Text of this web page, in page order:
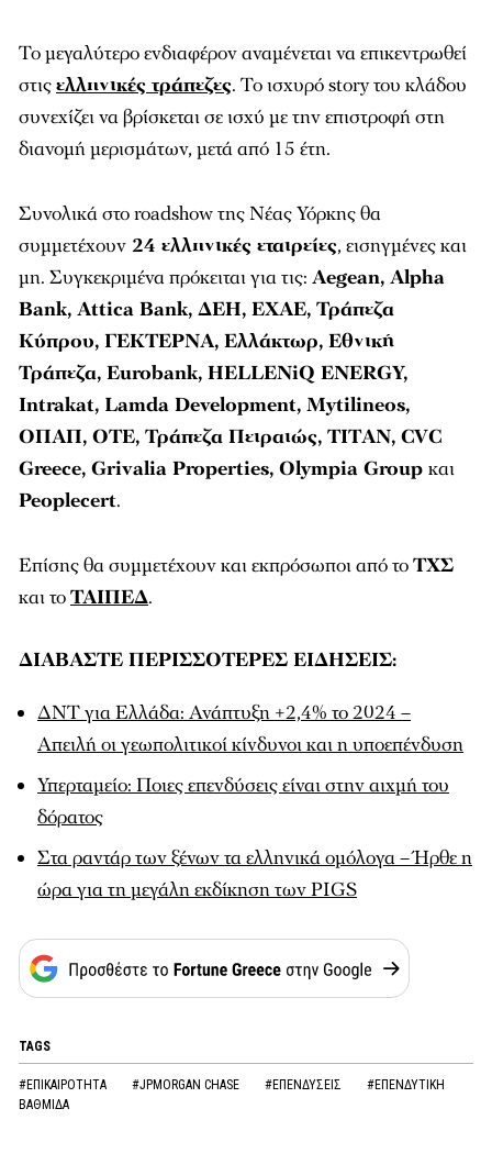
Το μεγαλύτερο ενδιαφέρον αναμένεται να επικεντρωθεί
στιςελληνικές τράπεζες. Το ισχυρό story του κλάδου
συνεχίζει να βρίσκεται σε ισχύ με την επιστροφή στη
διανομή μερισμάτων, μετά από 15 έτη.
Συνολικά στο roadshow της Νέας Υόρκης θα
συμμετέχουν 24 ελληνικές εταιρείες, εισηγμένες και
μη. Συγκεκριμένα πρόκειται για τις: Aegean, Alpha
Bank, Attica Bank, ΔΕΗ, ΕΧΑΕ, Τράπεζα
Κύπρου, ΓΕΚΤΕΡΝΑ, Ελλάκτωρ, Εθνική
Τράπεζα, Eurobank, HELLENiQ ENERGY,
Intrakat, Lamda Development, Mytilineos,
ΟΠΑΠ, ΟΤΕ, Τράπεζα Πειραιώς, TITΑΝ, CVC
Greece, Grivalia Properties, Olympia Group και
Peoplecert.
Επίσης θα συμμετέχουν και εκπρόσωποι από τοΤΧΣ
και τοΤΑΙΠΕΔ.
ΔΙΑΒΑΣΤΕ ΠΕΡΙΣΣΟΤΕΡΕΣ ΕΙΔΗΣΕΙΣ:
ΔΝΤ για Ελλάδα: Ανάπτυξη +2,4% το 2024 –
Απειλή οι γεωπολιτικοί κίνδυνοι και η υποεπένδυση
Υπερταμείο: Ποιες επενδύσεις είναι στην αιχμή του
δόρατος
Στα ραντάρ των ξένων τα ελληνικά ομόλογα – Ήρθε η
ώρα για τη μεγάλη εκδίκηση των PIGS
TAGS
#ΕΠΙΚΑΙΡΟΤΗΤΑ #JPMORGAN CHASE #ΕΠΕΝΔΥΣΕΙΣ
#ΕΠΕΝΔΥΤΙΚΗ
ΒΑΘΜΙΔΑ